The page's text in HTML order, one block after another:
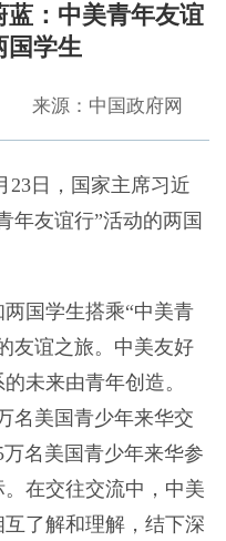
蓝：中美青年友谊
国学生
来源：中国政府网
日，国家主席习近
年友谊行”活动的两国
国学生搭乘“中美青
友谊之旅。中美友好
未来由青年创造。
名美国青少年来华交
名美国青少年来华参
在交往交流中，中美
了解和理解，结下深